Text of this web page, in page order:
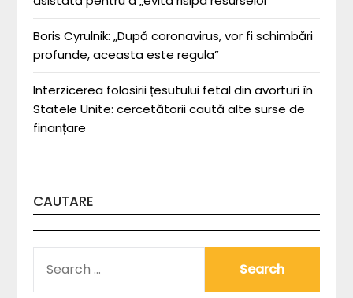
Boris Cyrulnik: „După coronavirus, vor fi schimbări
profunde, aceasta este regula”
Interzicerea folosirii țesutului fetal din avorturi în
Statele Unite: cercetătorii caută alte surse de
finanțare
CAUTARE
FOR: